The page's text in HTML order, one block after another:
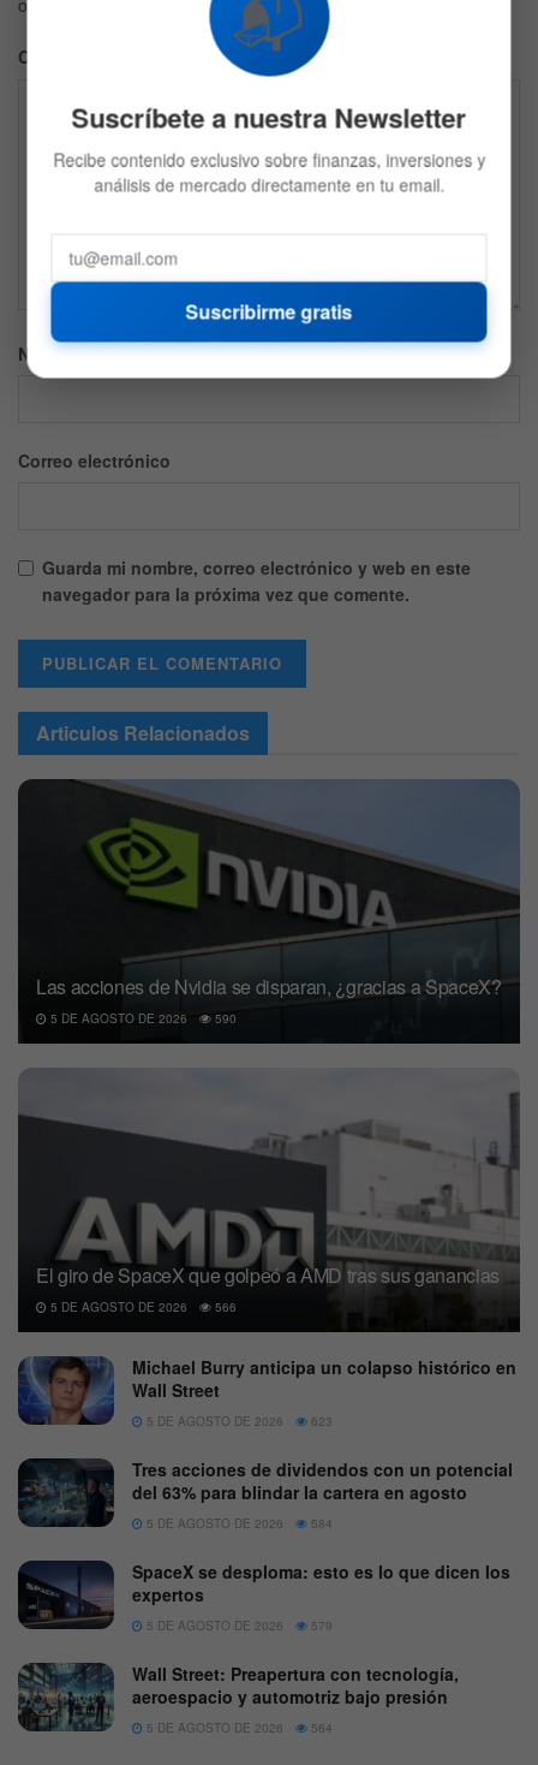
obligatorios están marcados con
Comentario
Nombre
Correo electrónico
Guarda mi nombre, correo electrónico y web en este
navegador para la próxima vez que comente.
Articulos Relacionados
Las acciones de Nvidia se disparan, ¿gracias a SpaceX?
5 DE AGOSTO DE 2026 590
El giro de SpaceX que golpeó a AMD tras sus ganancias
5 DE AGOSTO DE 2026 566
Michael Burry anticipa un colapso histórico en
Wall Street
5 DE AGOSTO DE 2026 623
Tres acciones de dividendos con un potencial
del 63% para blindar la cartera en agosto
5 DE AGOSTO DE 2026 584
SpaceX se desploma: esto es lo que dicen los
expertos
5 DE AGOSTO DE 2026 579
Wall Street: Preapertura con tecnología,
aeroespacio y automotriz bajo presión
5 DE AGOSTO DE 2026 564
Suscríbete a nuestra Newsletter
Recibe contenido exclusivo sobre finanzas, inversiones y
análisis de mercado directamente en tu email.
Suscribirme gratis